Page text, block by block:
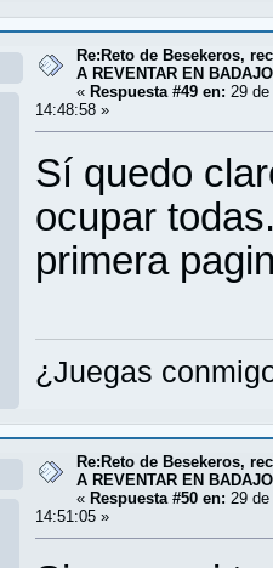
Re:Reto de Besekeros,
A REVENTAR EN
« Respuesta #49 en: 29 de
14:48:58 »
Sí quedo
ocupar
primera
¿Juegas
Re:Reto de Besekeros,
A REVENTAR EN
« Respuesta #50 en: 29 de
14:51:05 »